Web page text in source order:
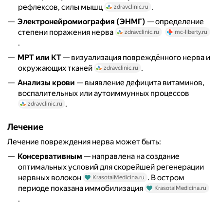
рефлексов, силы мышц
zdravclinic.ru .
Электронейромиография (ЭНМГ) — определение
степени поражения нерва
zdravclinic.ru mc-liberty.ru
.
МРТ или КТ — визуализация повреждённого нерва и
окружающих тканей
zdravclinic.ru .
Анализы крови — выявление дефицита витаминов,
воспалительных или аутоиммунных процессов
zdravclinic.ru .
Лечение
Лечение повреждения нерва может быть:
Консервативным — направлена на создание
оптимальных условий для скорейшей регенерации
нервных волокон
KrasotaiMedicina.ru . В остром
периоде показана иммобилизация
KrasotaiMedicina.ru
.